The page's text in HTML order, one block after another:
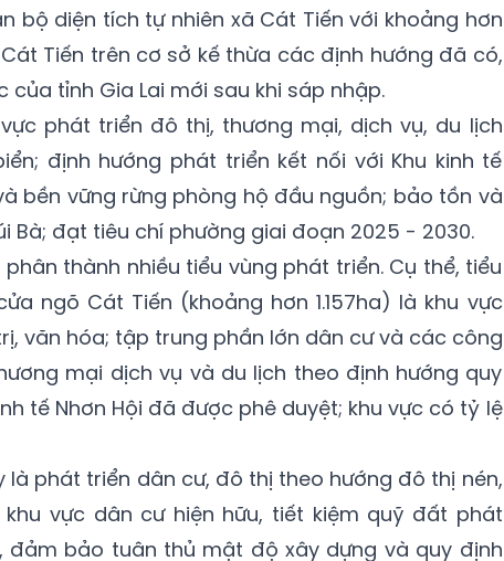
bộ diện tích tự nhiên xã Cát Tiến với khoảng hơn
Tiến trên cơ sở kế thừa các định hướng đã có,
tỉnh Gia Lai mới sau khi sáp nhập.
phát triển đô thị, thương mại, dịch vụ, du lịch
định hướng phát triển kết nối với Khu kinh tế
bền vững rừng phòng hộ đầu nguồn; bảo tồn và
Bà; đạt tiêu chí phường giai đoạn 2025 - 2030.
thành nhiều tiểu vùng phát triển. Cụ thể, tiểu
ngõ Cát Tiến (khoảng hơn1.157ha) là khu vực
văn hóa; tập trung phần lớn dân cư và các công
mại dịch vụ và du lịch theo định hướng quy
tế Nhơn Hội đã được phê duyệt; khu vực có tỷ lệ
là phát triển dân cư, đô thị theo hướng đô thị nén,
vực dân cư hiện hữu, tiết kiệm quỹ đất phát
đảm bảo tuân thủ mật độ xây dựng và quy định